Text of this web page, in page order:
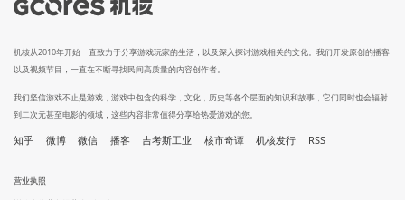
机核从2010年开始一直致力于分享游戏玩家的生活，以及深入探讨游戏相关的文化。我们开发原创的播客
以及视频节目，一直在不断寻找民间高质量的内容创作者。
我们坚信游戏不止是游戏，游戏中包含的科学，文化，历史等各个层面的知识和故事，它们同时也会辐射
到二次元甚至电影的领域，这些内容非常值得分享给热爱游戏的您。
知乎 微博 微信 播客 吉考斯工业 核市奇谭 机核发行 RSS
营业执照